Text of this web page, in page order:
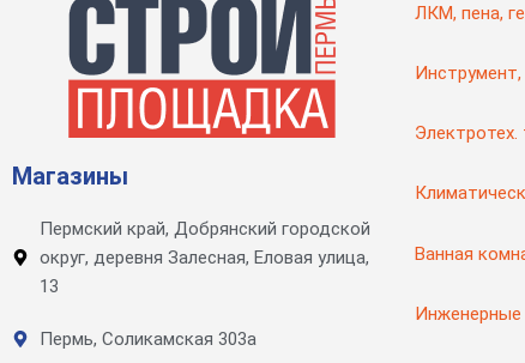
Магазины
Пермский край, Добрянский городской
округ, деревня Залесная, Еловая улица,
13
Пермь, Соликамская 303а
ЛКМ, пена,
Ванная